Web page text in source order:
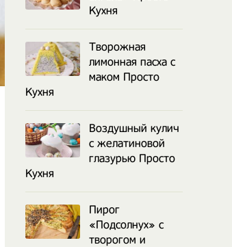
Кухня
Творожная
лимонная пасха с
маком Просто
Кухня
Воздушный кулич
с желатиновой
глазурью Просто
Кухня
Пирог
«Подсолнух» с
творогом и